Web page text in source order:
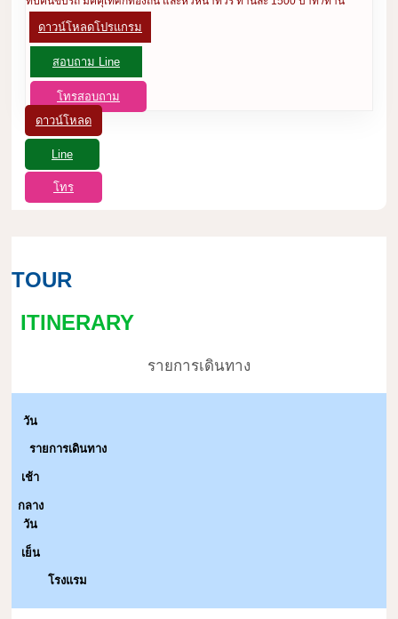
ดาวน์โหลดโปรแกรม
สอบถาม Line
โทรสอบถาม
ดาวน์โหลด
Line
โทร
TOUR
ITINERARY
รายการเดินทาง
วัน
รายการเดินทาง
เช้า
กลาง
วัน
เย็น
โรงแรม